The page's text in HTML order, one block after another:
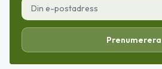
Prenumerera